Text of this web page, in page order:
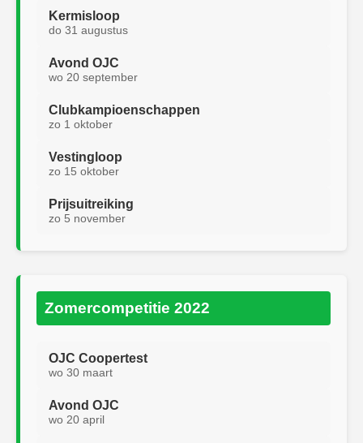
Kermisloop
do 31 augustus
Avond OJC
wo 20 september
Clubkampioenschappen
zo 1 oktober
Vestingloop
zo 15 oktober
Prijsuitreiking
zo 5 november
Zomercompetitie 2022
OJC Coopertest
wo 30 maart
Avond OJC
wo 20 april